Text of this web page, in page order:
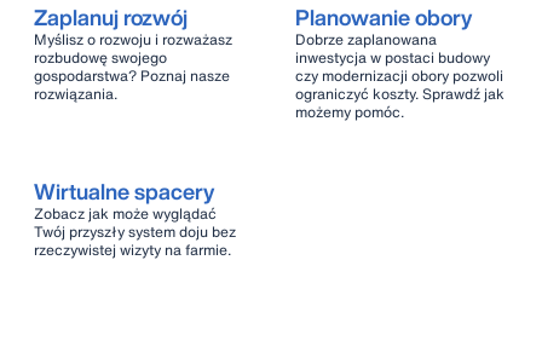
Zaplanuj rozwój
Myślisz o rozwoju i rozważasz
rozbudowę swojego
gospodarstwa? Poznaj nasze
rozwiązania.
Planowanie obory
Dobrze zaplanowana
inwestycja w postaci budowy
czy modernizacji obory pozwoli
ograniczyć koszty. Sprawdź jak
możemy pomóc.
Wirtualne spacery
Zobacz jak może wyglądać
Twój przyszły system doju bez
rzeczywistej wizyty na farmie.